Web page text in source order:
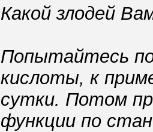
Какой злодей
Попытайтесь
кислоты, к
сутки. Потом
функции по